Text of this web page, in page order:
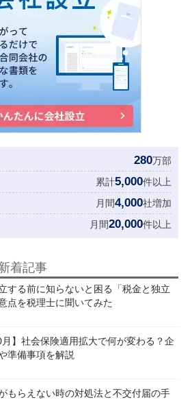
280万部
累計5,000件以上
月間4,000社増加
月間20,000件以上
着記事
する前に知らないと困る「税金と独立
点を税理士に聞いてみた
月】社会保険適用拡大で何が変わる？企
準備事項を解説
もらえない時の対処法と不交付届の手